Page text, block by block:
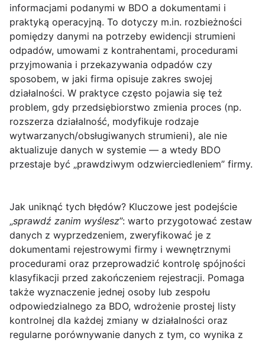
informacjami podanymi w BDO a dokumentami i
praktyką operacyjną. To dotyczy m.in. rozbieżności
pomiędzy danymi na potrzeby ewidencji strumieni
odpadów, umowami z kontrahentami, procedurami
przyjmowania i przekazywania odpadów czy
sposobem, w jaki firma opisuje zakres swojej
działalności. W praktyce często pojawia się też
problem, gdy przedsiębiorstwo zmienia proces (np.
rozszerza działalność, modyfikuje rodzaje
wytwarzanych/obsługiwanych strumieni), ale nie
aktualizuje danych w systemie — a wtedy BDO
przestaje być „prawdziwym odzwierciedleniem” firmy.
Jak uniknąć tych błędów? Kluczowe jest podejście
„sprawdź zanim wyślesz”: warto przygotować zestaw
danych z wyprzedzeniem, zweryfikować je z
dokumentami rejestrowymi firmy i wewnętrznymi
procedurami oraz przeprowadzić kontrolę spójności
klasyfikacji przed zakończeniem rejestracji. Pomaga
także wyznaczenie jednej osoby lub zespołu
odpowiedzialnego za BDO, wdrożenie prostej listy
kontrolnej dla każdej zmiany w działalności oraz
regularne porównywanie danych z tym, co wynika z